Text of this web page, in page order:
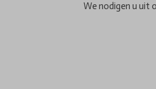
We nodigen u uit